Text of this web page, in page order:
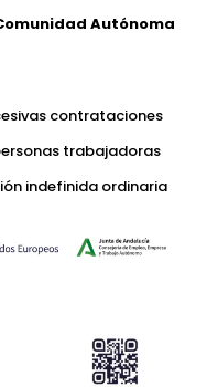
Autónoma
contrataciones
trabajadoras
indefinida ordinaria